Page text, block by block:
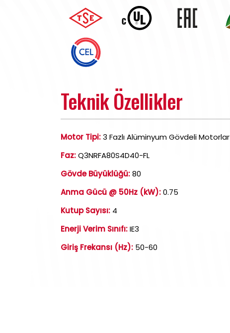
Teknik Özellikler
Motor Tipi:3 Fazlı Alüminyum Gövdeli Motorlar
Faz:Q3NRFA80S4D40-FL
Gövde Büyüklüğü:80
Anma Gücü @ 50Hz (kW):0.75
Kutup Sayısı: 4
Enerji Verim Sınıfı:IE3
Giriş Frekansı (Hz): 50-60